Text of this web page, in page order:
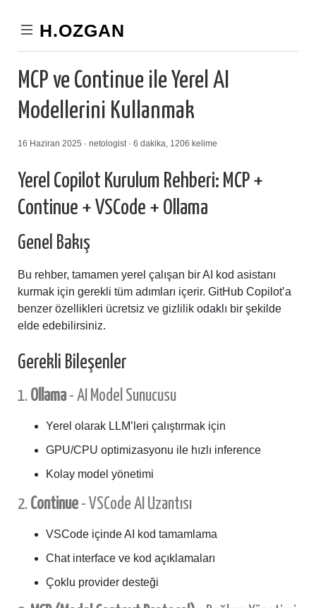
H.OZGAN
MCP ve Continue ile Yerel AI
Modellerini Kullanmak
16 Haziran 2025 · netologist · 6 dakika, 1206 kelime
Yerel Copilot Kurulum Rehberi: MCP +
Continue + VSCode + Ollama
Genel Bakış
Bu rehber, tamamen yerel çalışan bir AI kod asistanı
kurmak için gerekli tüm adımları içerir. GitHub Copilot’a
benzer özellikleri ücretsiz ve gizlilik odaklı bir şekilde
elde edebilirsiniz.
Gerekli Bileşenler
1. Ollama- AI Model Sunucusu
Yerel olarak LLM’leri çalıştırmak için
GPU/CPU optimizasyonu ile hızlı inference
Kolay model yönetimi
2. Continue - VSCode AI Uzantısı
VSCode içinde AI kod tamamlama
Chat interface ve kod açıklamaları
Çoklu provider desteği